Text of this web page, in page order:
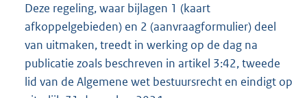
Deze regeling, waar bijlagen 1 (kaart
afkoppelgebieden) en 2 (aanvraagformulier) deel
van uitmaken, treedt in werking op de dag na
publicatie zoals beschreven in artikel 3:42, tweede
lid van de Algemene wet bestuursrecht en eindigt op